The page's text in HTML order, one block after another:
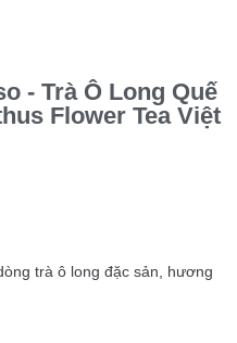
- Trà Ô Long Quế
Flower Tea Việt
trà ô long đặc sản, hương